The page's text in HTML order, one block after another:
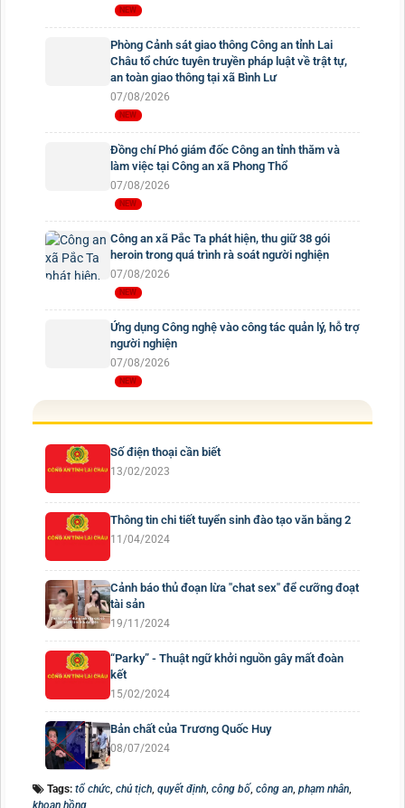
Phòng Cảnh sát giao thông Công an tỉnh Lai
Châu tổ chức tuyên truyền pháp luật về trật tự,
an toàn giao thông tại xã Bình Lư
07/08/2026
Đồng chí Phó giám đốc Công an tỉnh thăm và
làm việc tại Công an xã Phong Thổ
07/08/2026
Công an xã Pắc Ta phát hiện, thu giữ 38 gói
heroin trong quá trình rà soát người nghiện
07/08/2026
Ứng dụng Công nghệ vào công tác quản lý, hỗ trợ
người nghiện
07/08/2026
Số điện thoại cần biết
13/02/2023
Thông tin chi tiết tuyển sinh đào tạo văn bằng 2
11/04/2024
Cảnh báo thủ đoạn lừa "chat sex" để cưỡng đoạt
tài sản
19/11/2024
“Parky” - Thuật ngữ khởi nguồn gây mất đoàn
kết
15/02/2024
Bản chất của Trương Quốc Huy
08/07/2024
Tags: tổ chức, chủ tịch, quyết định, công bố, công an, phạm nhân,